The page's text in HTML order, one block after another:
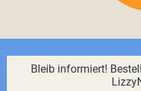
Bleib informiert!